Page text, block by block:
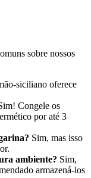
sobre nossos
siciliano oferece
Congele os
por até 3
Sim, mas isso
ambiente? Sim,
armazená-los